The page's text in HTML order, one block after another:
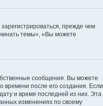
прежде чем
темы», «Вы можете
сообщения. Вы можете
времени после его создания. Если
и время последней из них. Эта
изменениях по своему